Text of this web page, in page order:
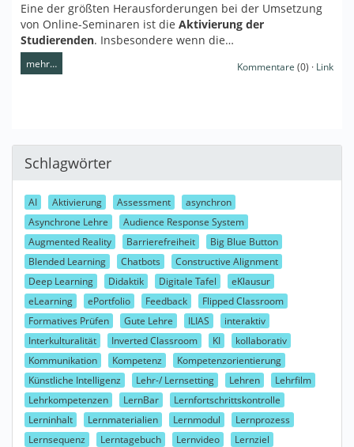
Eine der größten Herausforderungen bei der Umsetzung
von Online-Seminaren ist die Aktivierung der
Studierenden. Insbesondere wenn die…
mehr… Kommentare (0) · Link
Schlagwörter
AI Aktivierung Assessment
asynchron
Asynchrone Lehre
Audience Response System
Augmented Reality
Barrierefreiheit
Big Blue Button
Blended Learning
Chatbots
Constructive Alignment
Deep Learning
Didaktik Digitale Tafel
eKlausur
eLearning
ePortfolio Feedback
Flipped Classroom
Formatives Prüfen
Gute Lehre ILIAS
interaktiv
Interkulturalität
Inverted Classroom KI
kollaborativ
Kommunikation
Kompetenz
Kompetenzorientierung
Künstliche Intelligenz
Lehr-/ Lernsetting Lehren
Lehrfilm
Lehrkompetenzen
LernBar
Lernfortschrittskontrolle
Lerninhalt
Lernmaterialien Lernmodul
Lernprozess
Lernsequenz
Lerntagebuch Lernvideo
Lernziel